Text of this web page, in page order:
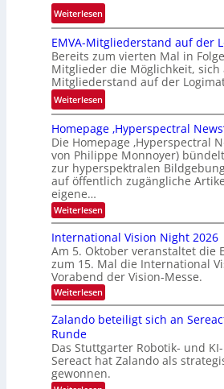
c
h
Weiterlesen:
P
r
o
b
l
e
f
a
l
l
c
h
u
h
k
a
r
t
n
EMVA-Mitgliederstand auf der
Bereits zum vierten Mal in
Mitglieder die Möglichkeit, sich
Mitgliederstand auf der
Weiterlesen:
E
M
V
A
-
i
t
g
l
i
e
d
s
t
a
Homepage ‚Hyperspectral News‘
Die Homepage ‚Hyperspectral
von Philippe Monnoyer)
zur hyperspektralen
auf öffentlich zugängliche
eigene…
Weiterlesen:
H
m
e
p
g
e
H
p
e
r
s
International Vision Night 2026
Am 5. Oktober veranstaltet die
zum 15. Mal die International
Vorabend der Vision-Messe.
Weiterlesen:
I
t
r
n
a
t
Zalando beteiligt sich an
Runde
Das Stuttgarter Robotik- und
Sereact hat Zalando als
gewonnen.